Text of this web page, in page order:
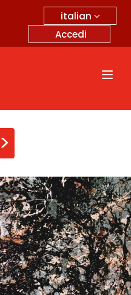
italian
Accedi
>